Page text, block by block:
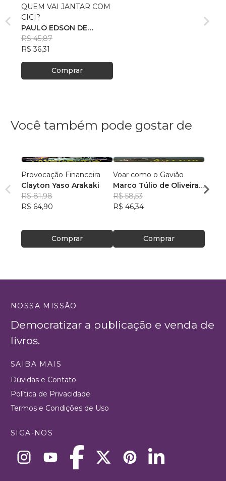
QUEM VAI JANTAR COM
CICI?
PAULO EDSON DE
MOURA
R$ 45,87
R$ 36,31
Comprar
Você também pode gostar de
Provocação Financeira
Clayton Yaso Arakaki
R$ 81,98
R$ 64,90
Comprar
Voar como o Gavião
Marco Túlio de Oliveira
e Britto
R$ 58,53
R$ 46,34
Comprar
R$
NOSSA MISSÃO
Democratizar a publicação e venda de
livros.
SAIBA MAIS
Dúvidas e Contato
Política de Privacidade
Termos e Condições de Uso
SIGA-NOS